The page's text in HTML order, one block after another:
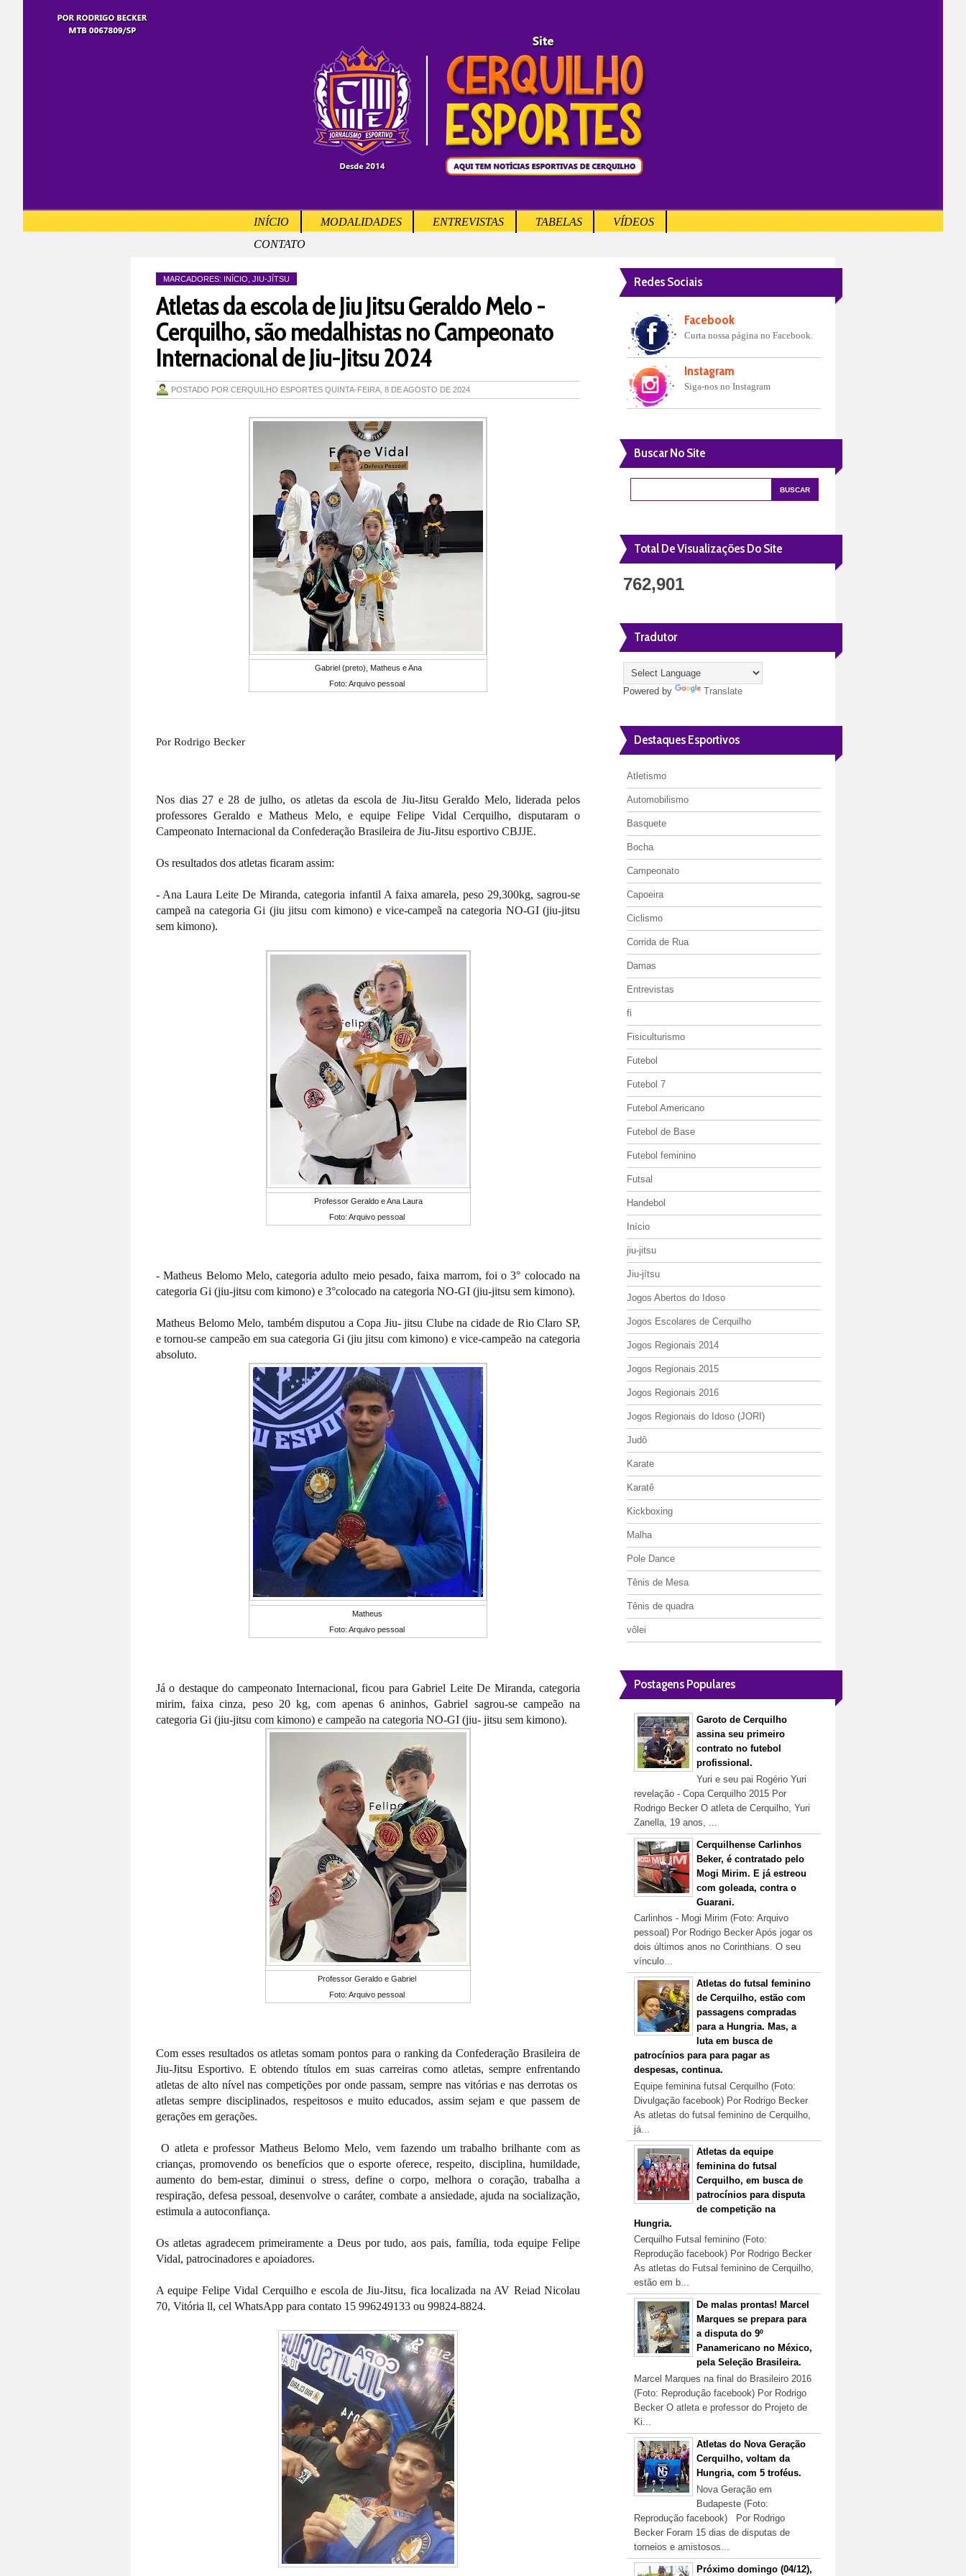
INÍCIO MODALIDADES ENTREVISTAS TABELAS
VÍDEOS
CONTATO
MARCADORES: INÍCIO JIU-JÍTSU
Atletas da escola de Jiu Jitsu Geraldo Melo -
Cerquilho, são medalhistas no Campeonato
Internacional de Jiu-Jitsu 2024
POSTADO POR CERQUILHO ESPORTES QUINTA-FEIRA, 8 DE AGOSTO DE 2024
Gabriel (preto), Matheus e Ana
Foto: Arquivo pessoal
Por Rodrigo Becker
Nos dias 27 e 28 de julho, os atletas da escola de Jiu-Jitsu Geraldo Melo, liderada pelos
professores Geraldo e Matheus Melo, e equipe Felipe Vidal Cerquilho, disputaram o
Campeonato Internacional da Confederação Brasileira de Jiu-Jitsu esportivo CBJJE.
Os resultados dos atletas ficaram assim:
- Ana Laura Leite De Miranda, categoria infantil A faixa amarela, peso 29,300kg, sagrou-se
campeã na categoria Gi (jiu jitsu com kimono) e vice-campeã na categoria NO-GI (jiu-jitsu
sem kimono).
Professor Geraldo e Ana Laura
Foto: Arquivo pessoal
- Matheus Belomo Melo, categoria adulto meio pesado, faixa marrom, foi o 3° colocado na
categoria Gi (jiu-jitsu com kimono) e 3°colocado na categoria NO-GI (jiu-jitsu sem kimono).
Matheus Belomo Melo, também disputou a Copa Jiu- jitsu Clube na cidade de Rio Claro SP,
e tornou-se campeão em sua categoria Gi (jiu jitsu com kimono) e vice-campeão na categoria
absoluto.
Matheus
Foto: Arquivo pessoal
Já o destaque do campeonato Internacional, ficou para Gabriel Leite De Miranda, categoria
mirim, faixa cinza, peso 20 kg, com apenas 6 aninhos, Gabriel sagrou-se campeão na
categoria Gi (jiu-jitsu com kimono) e campeão na categoria NO-GI (jiu- jitsu sem kimono).
Professor Geraldo e Gabriel
Foto: Arquivo pessoal
Com esses resultados os atletas somam pontos para o ranking da Confederação Brasileira de
Jiu-Jitsu Esportivo. E obtendo títulos em suas carreiras como atletas, sempre enfrentando
atletas de alto nível nas competições por onde passam, sempre nas vitórias e nas derrotas os
atletas sempre disciplinados, respeitosos e muito educados, assim sejam e que passem de
gerações em gerações.
O atleta e professor Matheus Belomo Melo, vem fazendo um trabalho brilhante com as
crianças, promovendo os benefícios que o esporte oferece, respeito, disciplina, humildade,
aumento do bem-estar, diminui o stress, define o corpo, melhora o coração, trabalha a
respiração, defesa pessoal, desenvolve o caráter, combate a ansiedade, ajuda na socialização,
estimula a autoconfiança.
Os atletas agradecem primeiramente a Deus por tudo, aos pais, família, toda equipe Felipe
Vidal, patrocinadores e apoiadores.
A equipe Felipe Vidal Cerquilho e escola de Jiu-Jitsu, fica localizada na AV Reiad Nicolau
70, Vitória ll, cel WhatsApp para contato 15 996249133 ou 99824-8824.
Redes Sociais
Facebook
Curta nossa página no Facebook.
Instagram
Siga-nos no Instagram
Buscar No Site
Total De Visualizações Do Site
762,901
Tradutor
Powered by Translate
Destaques Esportivos
Atletismo
Automobilismo
Basquete
Bocha
Campeonato
Capoeira
Ciclismo
Corrida de Rua
Damas
Entrevistas
fi
Fisiculturismo
Futebol
Futebol 7
Futebol Americano
Futebol de Base
Futebol feminino
Futsal
Handebol
Início
jiu-jitsu
Jiu-jítsu
Jogos Abertos do Idoso
Jogos Escolares de Cerquilho
Jogos Regionais 2014
Jogos Regionais 2015
Jogos Regionais 2016
Jogos Regionais do Idoso (JORI)
Judô
Karate
Karatê
Kickboxing
Malha
Pole Dance
Tênis de Mesa
Tênis de quadra
vôlei
Postagens Populares
Garoto de Cerquilho
assina seu primeiro
contrato no futebol
profissional.
Yuri e seu pai Rogério Yuri
revelação - Copa Cerquilho 2015 Por
Rodrigo Becker O atleta de Cerquilho, Yuri
Zanella, 19 anos, ...
Cerquilhense Carlinhos
Beker, é contratado pelo
Mogi Mirim. E já estreou
com goleada, contra o
Guarani.
Carlinhos - Mogi Mirim (Foto: Arquivo
pessoal) Por Rodrigo Becker Após jogar os
dois últimos anos no Corinthians. O seu
vínculo...
Atletas do futsal feminino
de Cerquilho, estão com
passagens compradas
para a Hungria. Mas, a
luta em busca de
patrocínios para para pagar as
despesas, continua.
Equipe feminina futsal Cerquilho (Foto:
Divulgação facebook) Por Rodrigo Becker
As atletas do futsal feminino de Cerquilho,
já...
Atletas da equipe
feminina do futsal
Cerquilho, em busca de
patrocínios para disputa
de competição na
Hungria.
Cerquilho Futsal feminino (Foto:
Reprodução facebook) Por Rodrigo Becker
As atletas do Futsal feminino de Cerquilho,
estão em b...
De malas prontas! Marcel
Marques se prepara para
a disputa do 9º
Panamericano no México,
pela Seleção Brasileira.
Marcel Marques na final do Brasileiro 2016
(Foto: Reprodução facebook) Por Rodrigo
Becker O atleta e professor do Projeto de
Ki...
Atletas do Nova Geração
Cerquilho, voltam da
Hungria, com 5 troféus.
Nova Geração em
Budapeste (Foto:
Reprodução facebook) Por Rodrigo
Becker Foram 15 dias de disputas de
torneios e amistosos...
Próximo domingo (04/12),